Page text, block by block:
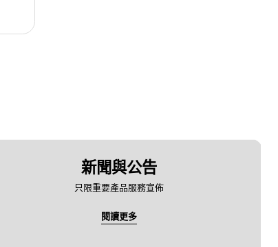
新聞與公告
只限重要產品服務宣佈
閱讀更多